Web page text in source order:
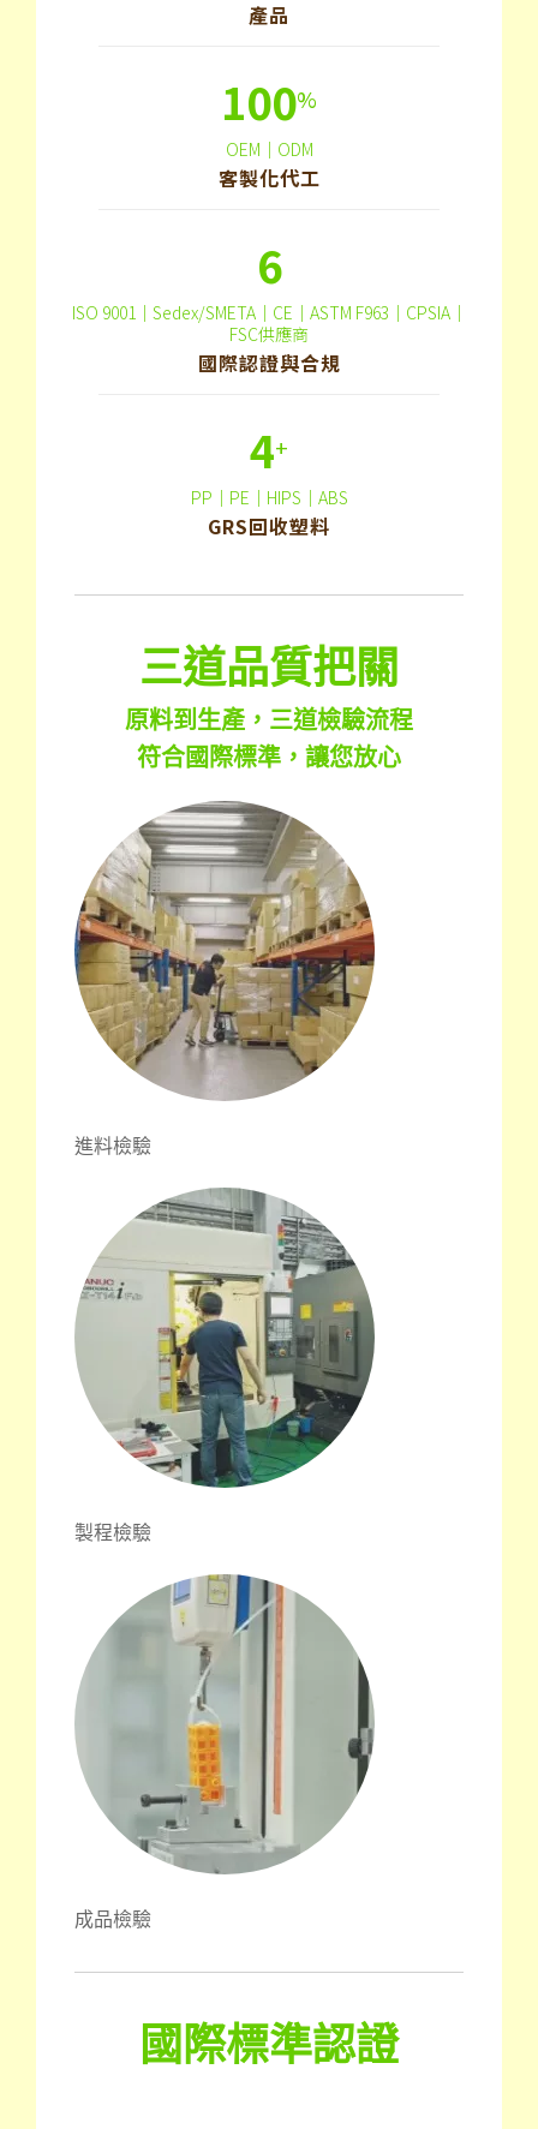
產品
100%
OEM｜ODM
客製化代工
6
ISO 9001｜Sedex/SMETA｜CE｜ASTM F963｜CPSIA｜
FSC供應商
國際認證與合規
4+
PP｜PE｜HIPS｜ABS
GRS回收塑料
三道品質把關
原料到生產，三道檢驗流程
符合國際標準，讓您放心
進料檢驗
製程檢驗
成品檢驗
國際標準認證